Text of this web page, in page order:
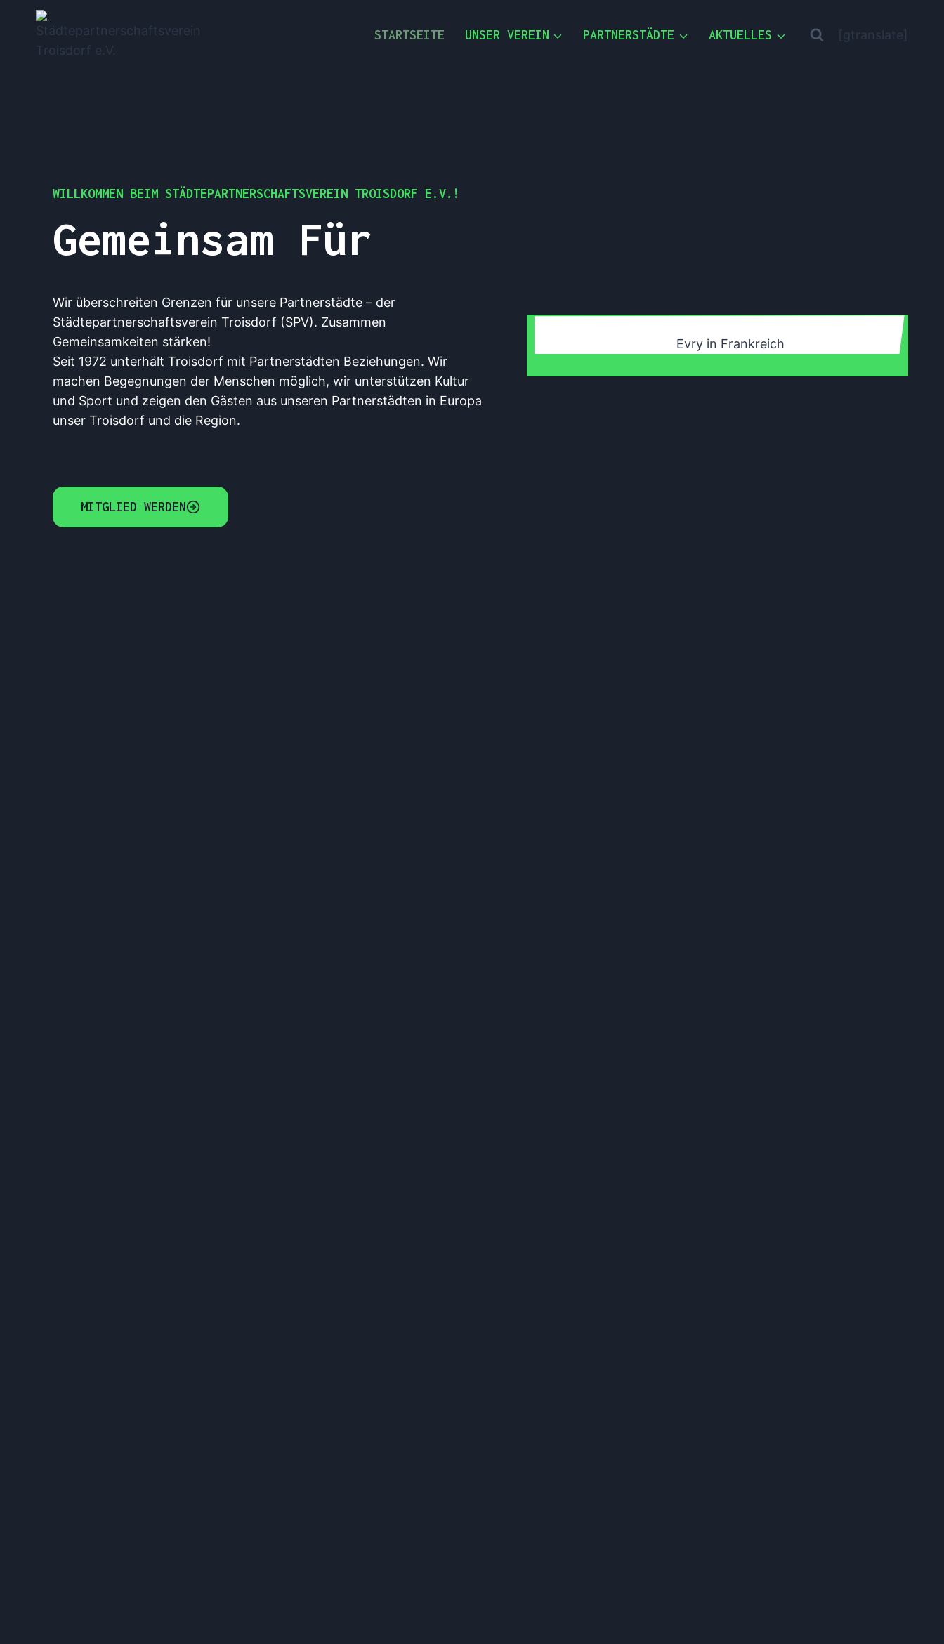
content
STARTSEITE UNSER VEREIN PARTNERSTÄDTE AKTUELLES [gtranslate]
WILLKOMMEN BEIM STÄDTEPARTNERSCHAFTSVEREIN TROISDORF E.V.!
Gemeinsam Für
Wir überschreiten Grenzen für unsere Partnerstädte – der
Städtepartnerschaftsverein Troisdorf (SPV). Zusammen
Gemeinsamkeiten stärken!
Seit 1972 unterhält Troisdorf mit Partnerstädten Beziehungen. Wir
machen Begegnungen der Menschen möglich, wir unterstützen Kultur
und Sport und zeigen den Gästen aus unseren Partnerstädten in Europa
unser Troisdorf und die Region.
MITGLIED WERDEN
Evry in Frankreich